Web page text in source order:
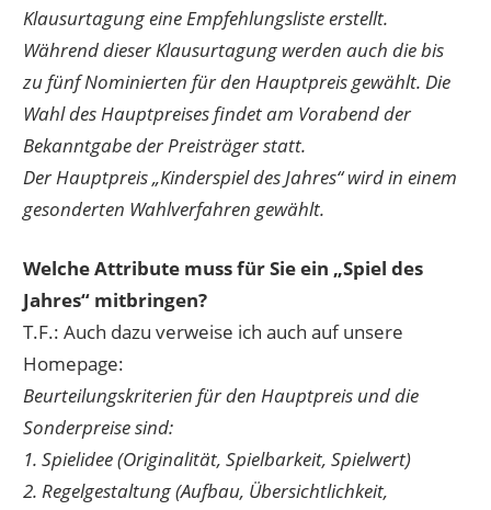
Klausurtagung eine Empfehlungsliste erstellt.
Während dieser Klausurtagung werden auch die bis
zu fünf Nominierten für den Hauptpreis gewählt. Die
Wahl des Hauptpreises findet am Vorabend der
Bekanntgabe der Preisträger statt.
Der Hauptpreis „Kinderspiel des Jahres“ wird in einem
gesonderten Wahlverfahren gewählt.
Welche Attribute muss für Sie ein „Spiel des
Jahres“ mitbringen?
T.F.: Auch dazu verweise ich auch auf unsere
Homepage:
Beurteilungskriterien für den Hauptpreis und die
Sonderpreise sind:
1. Spielidee (Originalität, Spielbarkeit, Spielwert)
2. Regelgestaltung (Aufbau, Übersichtlichkeit,